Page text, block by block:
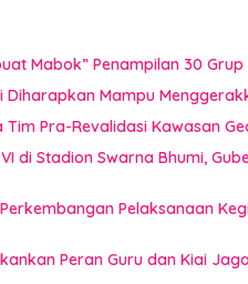
Mabok” Penampilan 30
Mampu
Pra-Revalidasi Kawasan
di Stadion Swarna Bhumi,
Pelaksanaan
Peran Guru dan Kiai